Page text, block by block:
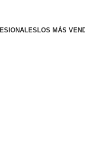
LOS MÁS